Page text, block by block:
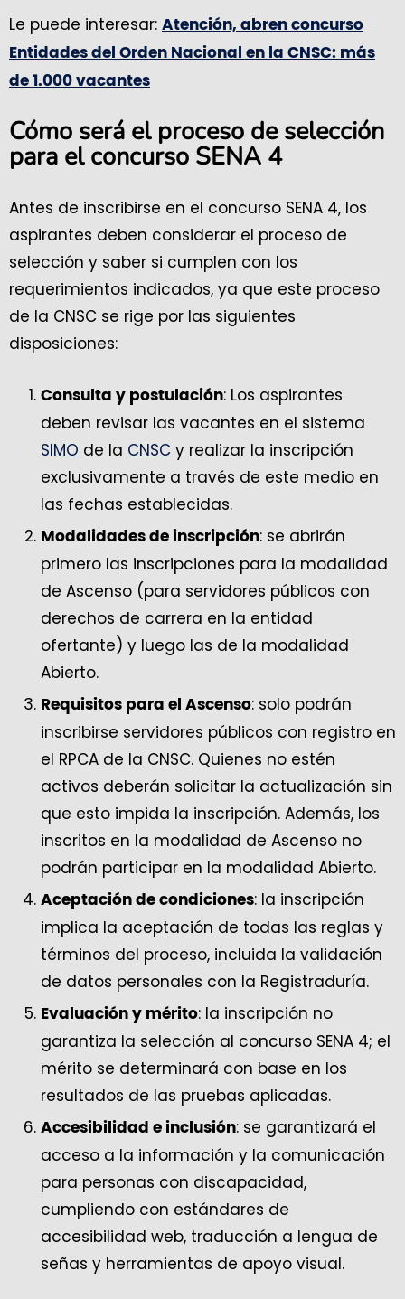
Le puede interesar: Atención, abren concurso
Entidades del Orden Nacional en la CNSC: más
de 1.000 vacantes
Cómo será el proceso de selección
para el concurso SENA 4
Antes de inscribirse en el concurso SENA 4, los
aspirantes deben considerar el proceso de
selección y saber si cumplen con los
requerimientos indicados, ya que este proceso
de la CNSC se rige por las siguientes
disposiciones:
Consulta y postulación: Los aspirantes
deben revisar las vacantes en el sistema
SIMO de la CNSC y realizar la inscripción
exclusivamente a través de este medio en
las fechas establecidas.
Modalidades de inscripción: se abrirán
primero las inscripciones para la modalidad
de Ascenso (para servidores públicos con
derechos de carrera en la entidad
ofertante) y luego las de la modalidad
Abierto.
Requisitos para el Ascenso: solo podrán
inscribirse servidores públicos con registro en
el RPCA de la CNSC. Quienes no estén
activos deberán solicitar la actualización sin
que esto impida la inscripción. Además, los
inscritos en la modalidad de Ascenso no
podrán participar en la modalidad Abierto.
Aceptación de condiciones: la inscripción
implica la aceptación de todas las reglas y
términos del proceso, incluida la validación
de datos personales con la Registraduría.
Evaluación y mérito: la inscripción no
garantiza la selección al concurso SENA 4; el
mérito se determinará con base en los
resultados de las pruebas aplicadas.
Accesibilidad e inclusión: se garantizará el
acceso a la información y la comunicación
para personas con discapacidad,
cumpliendo con estándares de
accesibilidad web, traducción a lengua de
señas y herramientas de apoyo visual.